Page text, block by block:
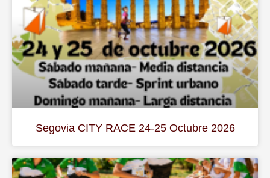
Segovia CITY RACE 24-25 Octubre 2026